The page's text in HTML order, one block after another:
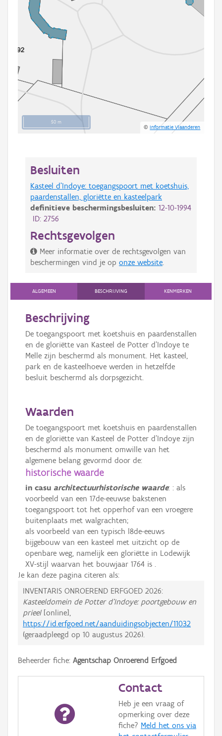
50 m
©Informatie Vlaanderen
Besluiten
Kasteel d'Indoye: toegangspoort met koetshuis,
paardenstallen, gloriëtte en kasteelpark
definitieve beschermingsbesluiten: 12-10-1994
ID: 2756
Rechtsgevolgen
Meer informatie over de rechtsgevolgen van
beschermingen vind je op onze website.
ALGEMEEN BESCHRIJVING KENMERKEN
Beschrijving
De toegangspoort met koetshuis en paardenstallen
en de gloriëtte van Kasteel de Potter d’Indoye te
Melle zijn beschermd als monument. Het kasteel,
park en de kasteelhoeve werden in hetzelfde
besluit beschermd als dorpsgezicht.
Waarden
De toegangspoort met koetshuis en paardenstallen
en de gloriëtte van Kasteel de Potter d’Indoye zijn
beschermd als monument omwille van het
algemene belang gevormd door de:
historische waarde
in casu architectuurhistorische waarde: : als
voorbeeld van een 17de-eeuwse bakstenen
toegangspoort tot het opperhof van een vroegere
buitenplaats met walgrachten;
als voorbeeld van een typisch l8de-eeuws
bijgebouw van een kasteel met uitzicht op de
openbare weg, namelijk een gloriëtte in Lodewijk
XV-stijl waarvan het bouwjaar 1764 is .
Je kan deze pagina citeren als:
INVENTARIS ONROEREND ERFGOED 2026:
Kasteeldomein de Potter d'Indoye: poortgebouw en
prieel[online],
https://id.erfgoed.net/aanduidingsobjecten/11032
(geraadpleegd op 10 augustus 2026).
Beheerder fiche: Agentschap Onroerend Erfgoed
Contact
Heb je een vraag of
opmerking over deze
fiche? Meld het ons via